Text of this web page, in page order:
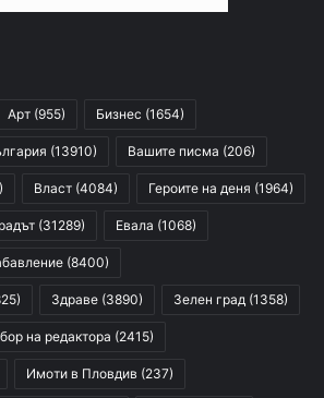
Арт (955) Бизнес (1654)
(13910) Вашите писма (206)
Власт (4084) Героите на деня (1964)
(31289) Евала (1068)
(8400)
Здраве (3890) Зелен град (1358)
на редактора (2415)
Имоти в Пловдив (237)